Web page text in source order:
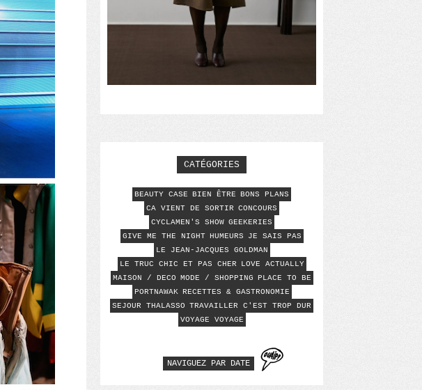
CATÉGORIES
BEAUTY CASE BIEN ÊTRE BONS PLANS
CA VIENT DE SORTIR CONCOURS
CYCLAMEN'S SHOW GEEKERIES
GIVE ME THE NIGHT HUMEURS
JE SAIS PAS
LE JEAN-JACQUES GOLDMAN
LE TRUC CHIC ET PAS CHER
LOVE ACTUALLY
MAISON / DECO MODE / SHOPPING PLACE TO BE
PORTNAWAK RECETTES & GASTRONOMIE
SEJOUR THALASSO TRAVAILLER C'EST TROP DUR
VOYAGE VOYAGE
NAVIGUEZ PAR DATE